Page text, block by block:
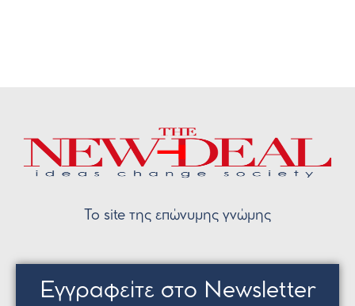
Το site της επώνυμης γνώμης
Εγγραφείτε στο Newsletter